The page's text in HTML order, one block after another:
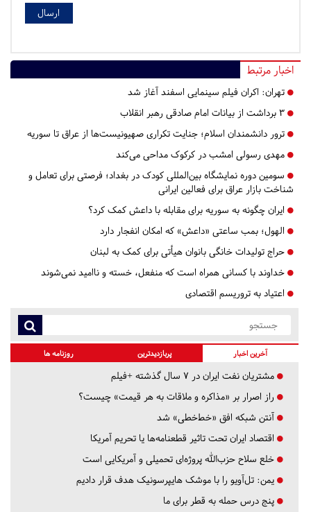
اخبار مرتبط
تهران: اکران فیلم سینمایی اسفند آغاز شد
۳ برداشت از بیانات امام صادقی رهبر انقلاب
ترور دانشمندان اسلام؛ جنایت تکراری صهیونیست‌ها از عراق تا سوریه
مهدی رسولی امشب در کرکوک مداحی می‌کند
سومین دوره نمایشگاه بین‌المللی کودک در بغداد؛ فرصتی برای تعامل و
شناخت بازار عراق برای فعالین ایرانی
ایران چگونه به سوریه برای مقابله با داعش کمک کرد؟
الهول؛ بمب ساعتی «داعش» که امکان انفجار دارد
حراج تولیدات خانگی بانوان هیأتی برای کمک به لبنان
خداوند با کسانی همراه است که منفعل، خسته و ناامید نمی‌شوند
اعتیاد به تروریسم اقتصادی
آخرین اخبار پربازدیدترین روزنامه ها
مشتریان نفت ایران در ۷ سال گذشته +فیلم
راز اصرار بر «مذاکره و ملاقات به هر قیمت» چیست؟
آنتن شبکه افق «خط‌خطی» شد
اقتصاد ایران تحت تاثیر قطعنامه‌ها یا تحریم‌ آمریکا
خلع سلاح حزب‌الله پروژه‌ای تحمیلی و آمریکایی است
یمن: تل‌آویو را با موشک هایپرسونیک هدف قرار دادیم
پنج درس‌ حمله به قطر برای ما